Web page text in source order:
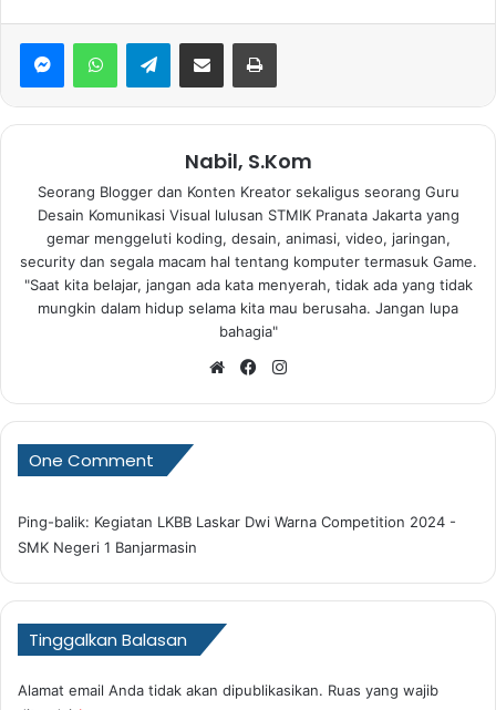
WhatsAppTelegramBagikan via Email Print
Nabil, S.Kom
Seorang Blogger dan Konten Kreator sekaligus seorang Guru
Desain Komunikasi Visual lulusan STMIK Pranata Jakarta yang
gemar menggeluti koding, desain, animasi, video, jaringan,
security dan segala macam hal tentang komputer termasuk Game.
"Saat kita belajar, jangan ada kata menyerah, tidak ada yang tidak
mungkin dalam hidup selama kita mau berusaha. Jangan lupa
bahagia"
WebsiteFacebook
One Comment
Ping-balik: Kegiatan LKBB Laskar Dwi Warna Competition 2024 -
SMK Negeri 1 Banjarmasin
Tinggalkan Balasan
Alamat email Anda tidak akan dipublikasikan. Ruas yang wajib